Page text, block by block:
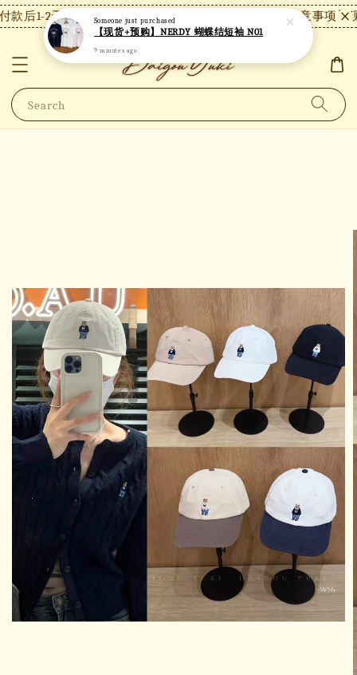
后1-2天内发货，24小时内未付款将自动取消。 【注意事项】
Search
Someone just purchased
【现货+预购】NERDY 蝴蝶结短袖 N01
9 minutes ago